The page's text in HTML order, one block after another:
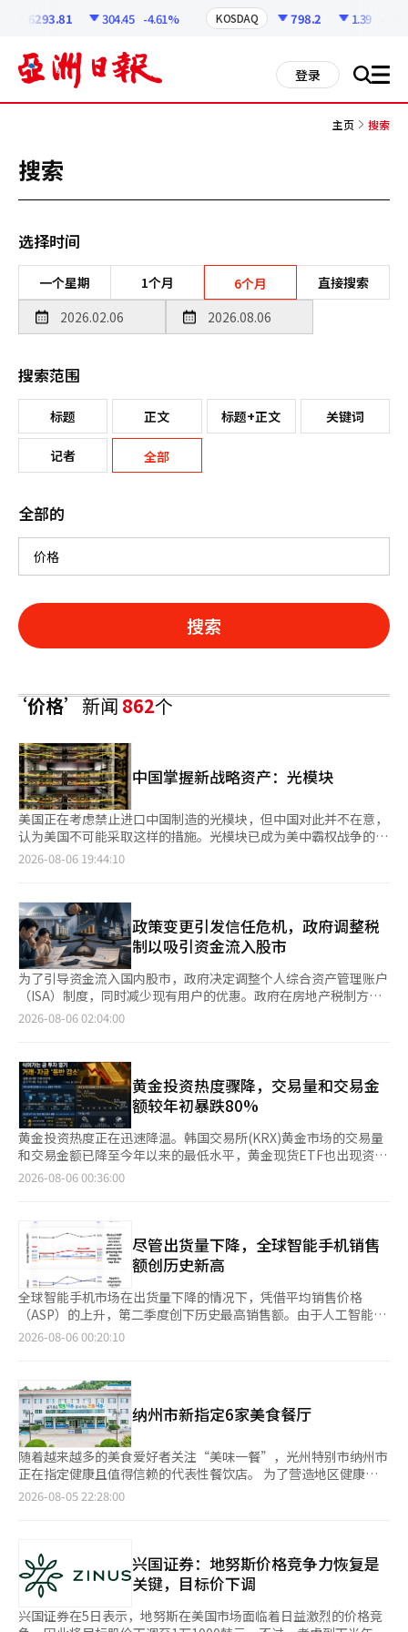
6293.81 304.45 -4.61% KOSDAQ 798.2 1.39 -0.17%
登录 搜 all
主页 搜索
搜索
选择时间
一个星期 1个月 6个月 直接搜索
搜索范围
标题 正文 标题+正文 关键词
记者 全部
全部的
搜索
‘价格’新闻862个
中国掌握新战略资产：光模块
美国正在考虑禁止进口中国制造的光模块，但中国对此并不在意，
认为美国不可能采取这样的措施。光模块已成为美中霸权战争的新
战线，继稀土之后。 光模块是AI数据中心中连接GPU与GPU、服
成为与半导体同等重要的基础设施。 中国在这一市场中已经占据
了压倒性优势。根据中国业内人士的说法，全球前十名光模块企业
中有七家是中国公司，出货量市场份额约为70%。代表性企业包括
中际旭创、新易盛、天孚通信等。这些企业目前正在大规模生产
800G和1.6T级的超高速光模块，支持美国大型科技公司的AI数据
中心建设。 中国企业的竞争力并不仅仅在于价格低廉。光模块产
业的供应链涉及材料、光芯片、封装、组装和测试等多个复杂环
节，必须有机连接。中国已建立了从铟原料的获取到铟化铟
系统已建立，客户定制产品开发速度也很快。虽然美国企业的技术
实力强大，但中国企业在生产规模和供应链方面占据了压倒性优
势。 特别值得注意的是铟化铟。铟化铟是制造高速光通信激光器
和光探测器的关键材料。AI数据中心使用的800G和1.6T级光模块
大多采用铟化铟基光器件。中国是全球最大的铟生产国和精炼国，
因此在铟化铟供应链中也拥有强大的影响力。这正是美国企业最为
担忧的地方。 实际上，在今年5月，时任美国总统唐纳德·特朗普
的中国访问经济代表团中，光通信企业科赫伦特（Coherent）的
的是为了确保铟化铟供应链。此外，另一家美国光通信企业
Lumentum的首席执行官迈克尔·赫尔斯顿最近也警告称，铟化
铟供应不足可能成为未来AI产业的最大瓶颈。他指出，铟化铟的短
缺将导致比内存半导体短缺更为严重的情况。 对此，中国业内人
士表示：“美国最终不可能实施对中国光模块的禁令。”中国一家
证券公司的研究团队断言：“这种措施几乎不可能实现。” 面对
美国对中国的技术制裁和高关税，中国在去年通过稀土资源打击了
美国的要害，这些资源掌握在新能源、电动车和高端武器产业的命
掌握的新战略资产。※ 本报道经人工智能（AI）系统翻译与编辑。
2026-08-06 19:44:10
政策变更引发信任危机，政府调整税
制以吸引资金流入股市
为了引导资金流入国内股市，政府决定调整个人综合资产管理账户
（ISA）制度，同时减少现有用户的优惠。政府在房地产税制方面
也重新修改政策，导致依赖政府公告进行投资和资产处置的纳税者
点放在国内股市投资的优惠上。 生产性金融ISA将提供免税的利息
和股息收入以及长期运营的优惠，但取消一般ISA的未使用缴纳限
额的结转，并将合同期限限制为最多5年。 目前，一般ISA的年缴
纳限额为2000万韩元，未使用的金额可以转到下一年度。对于资
金紧张的用户来说，可以将限额积累到有资金时再使用，但一旦改
革方案实施，未使用的限额将不再保留。在集中优惠于新产品的过
程中，现有用户的灵活性将受到限制。 多套房者的资本利得税政
策也再次发生变化。政府在5月结束了对中高税率的暂缓，并强调
率。 此次改革并非完全排除中高税率的方式，而是适用一定水平
的附加税率，因此在5月9日之前出售房产的多套房者在税率上仍然
更为有利。然而，依赖政府结束政策而急于出售或制定持有策略的
纳税者，面临着仅数月内决策前提的改变。 资本利得税不仅影响
房产的出售与否，还关系到出售时机、价格、贷款偿还及后续资金
运用计划。尽管税率并不完全相同，但政府在明确表示不再放宽后
又降低负担，这一举动被指责降低了政策的可预测性。 相比税制
改革本身，更重要的是保护现有用户和纳税者的选择。对于已加入
定充分的过渡措施，以减少政策变化带来的混乱。 ※ 本报道经人
工智能（AI）系统翻译与编辑。
2026-08-06 02:04:00
黄金投资热度骤降，交易量和交易金
额较年初暴跌80%
黄金投资热度正在迅速降温。韩国交易所(KRX)黄金市场的交易量
和交易金额已降至今年以来的最低水平，黄金现货ETF也出现资金
流出。由于美国的紧缩政策持续，以及去年推动黄金价格上涨的中
金现货(99.99%·1kg)日均交易量为218,708克，较6月(451,831
克)下降了51.6%。日均交易金额也降至426亿5,900万韩元，较上
月(934亿7,100万韩元)减少了54.4%。与今年1月(1,011,913克
·2,337亿6,400万韩元)相比，交易量下降了78.4%，交易金额下
降了81.8%，显示出投资热情大幅减退。 这种下降趋势在本月仍在
继续。8月(1日至4日)的日均交易量为89,589克，交易金额仅为
166亿8,300万韩元。黄金现货价格自1月29日创下的26万9,810韩
元的年内高点以来持续下滑，至上月30日收盘时创下18万5,990韩
ETF检查，最近一个月内，商品ETF中个人投资者的净卖出第一位
是“ACE KRX黄金现货”，净卖出265亿韩元。“TIGER KRX黄金
现货”也以129亿韩元的净卖出位列第四。在所有ETF中，这两者
分别排名个人投资者净卖出的第15位和第36位。无论是实物黄金
市场还是黄金ETF，资金流出现象普遍，黄金投资热度整体降温。
证券界分析认为，黄金交易急剧减少的原因主要是投资情绪的低
迷，而非简单的价格调整。由于美国的紧缩政策和高市场利率持
续，黄金的投资吸引力下降，部分资金转向半导体等成长股，导致
较今年高点下跌超过30%。”他认为，这反映了对政策利率上升的
担忧。吴在英，KB证券研究员在最近的报告中分析称：“全球流
动性向半导体股票等部分资产集中，导致对黄金的投资也显得疲
买的中国个人投资者的购买热情也逐渐减退。最研究员提到，去年
2026-08-06 00:36:00
尽管出货量下降，全球智能手机销售
额创历史新高
全球智能手机市场在出货量下降的情况下，凭借平均销售价格
（ASP）的上升，第二季度创下历史最高销售额。由于人工智能
（AI）时代内存价格飙升，智能手机制造商纷纷提高产品价格，市
比较高的中国厂商则面临成本压力和需求减缓的双重困境。根据市
场调研公司Counterpoint Research的数据显示，2026年第二季
度全球智能手机市场销售额达到1090亿美元，同比增长7%，创下
第二季度历史最高纪录。尽管出货量有所下降，但ASP较去年上涨
17%，达到400美元，推动了销售额的增长。ASP同样是第二季度
历史最高水平。市场结构也在快速变化。过去，出货量的扩大是增
长的关键，而现在高端产品占比的提升和价格上涨正在主导业绩。
由于AI服务器需求的增加导致内存供应不足和零部件价格上涨，智
智能手机市场已进入以价值增长为核心动力的阶段，出货量的增长
已不再是唯一目标。入门级市场正在缩小，成本压力加大，制造商
们正集中于高端产品销售和大容量型号的比例提升。”他进一步指
出：“通过分期付款和以旧换新计划，智能手机制造商在新兴市场
中也提高了高端产品的可及性。”受益最大的企业是苹果。苹果在
2026-08-06 00:20:10
纳州市新指定6家美食餐厅
随着越来越多的美食爱好者关注“美味一餐”，光州特别市纳州市
正在指定健康且值得信赖的代表性餐饮店。 为了营造地区健康的
饮食文化，促进美食旅游，今年完成了“纳州餐桌”指定商家的征
地区饮食文化的品质，并为“纳州500万旅游时代”奠定了基础。
纳州市自2023年起，作为民选第8届的承诺项目，推进“纳州餐
桌”指定工作。 此次新指定的6家餐厅，使总数达到49家。 在今年
的征集活动中，纳州地区经营超过3年的普通和休闲餐饮店共有23
2026-08-05 22:28:00
兴国证券：地努斯价格竞争力恢复是
关键，目标价下调
兴国证券在5日表示，地努斯在美国市场面临着日益激烈的价格竞